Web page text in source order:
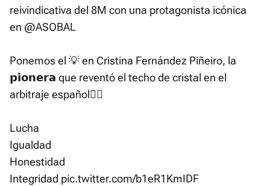
reivindicativa del 8M con una protagonista icónica
en @ASOBAL
Ponemos el 💡 en Cristina Fernández Piñeiro, la
𝗽𝗶𝗼𝗻𝗲𝗿𝗮 que reventó el techo de cristal en el
arbitraje español✊🏾
Lucha
Igualdad
Honestidad
Integridad pic.twitter.com/b1eR1KmIDF